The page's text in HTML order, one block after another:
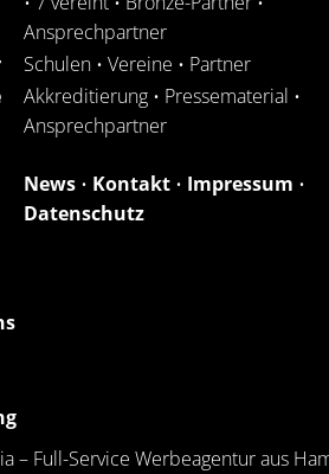
Ansprechpartner
Schulen • Vereine • Partner
Akkreditierung • Pressematerial •
Ansprechpartner
News • Kontakt • Impressum •
Datenschutz